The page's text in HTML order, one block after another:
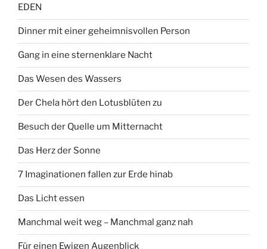
EDEN
Dinner mit einer geheimnisvollen Person
Gang in eine sternenklare Nacht
Das Wesen des Wassers
Der Chela hört den Lotusblüten zu
Besuch der Quelle um Mitternacht
Das Herz der Sonne
7 Imaginationen fallen zur Erde hinab
Das Licht essen
Manchmal weit weg – Manchmal ganz nah
Für einen Ewigen Augenblick